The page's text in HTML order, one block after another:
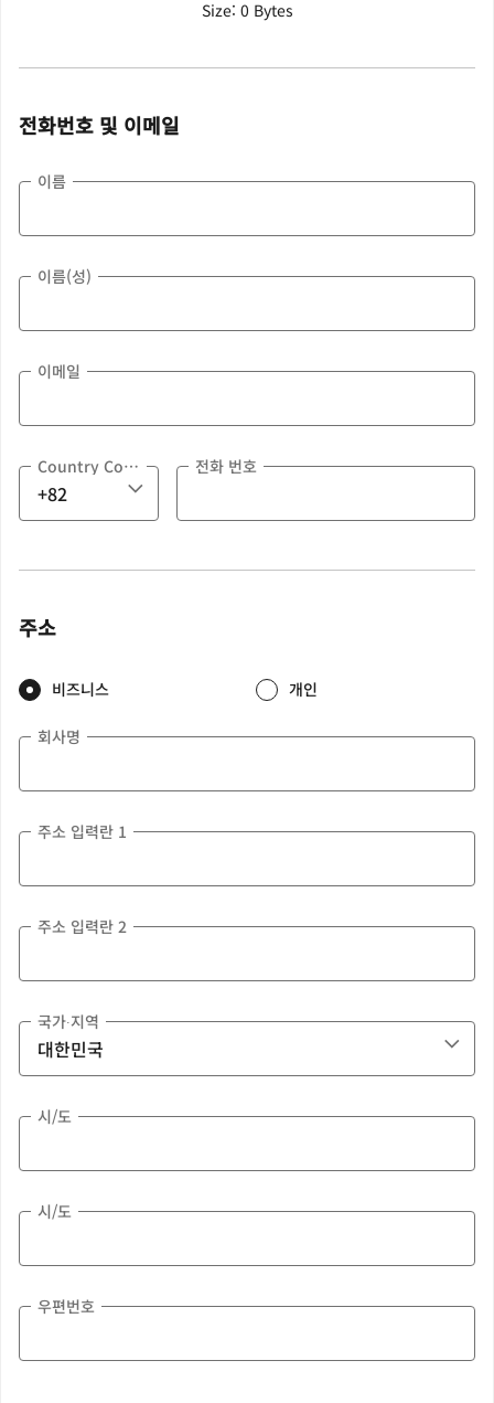
Size: 0 Bytes
전화번호 및 이메일
이름
이름(성)
이메일
Country Code 전화 번호
주소
비즈니스 개인
회사명
주소 입력란 1
주소 입력란 2
국가∙지역
시/도
시/도
우편번호